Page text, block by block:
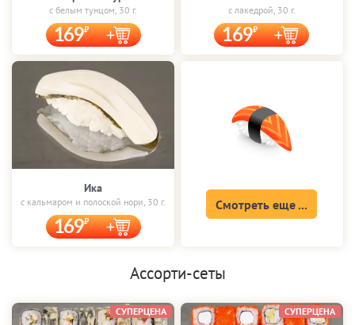
с белым тунцом, 30 г.
169
с лакедрой, 30 г.
169
Ика
с кальмаром и полоской нори, 30 г.
169
Смотреть еще ...
Ассорти-сеты
СУПЕРЦЕНА СУПЕРЦЕНА